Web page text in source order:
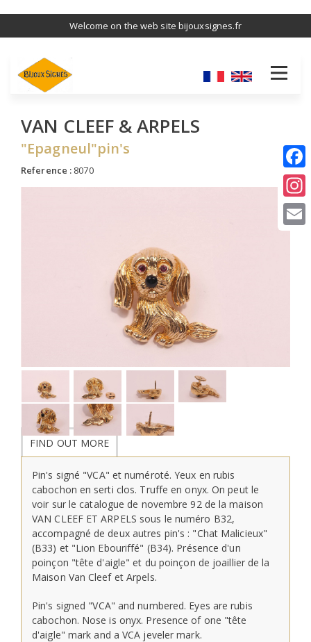
content
Welcome on the web site bijouxsignes.fr
VAN CLEEF & ARPELS
"Epagneul"pin's
Reference : 8070
FIND OUT MORE
Pin's signé "VCA" et numéroté. Yeux en rubis
cabochon en serti clos. Truffe en onyx. On peut le
voir sur le catalogue de novembre 92 de la maison
VAN CLEEF ET ARPELS sous le numéro B32,
accompagné de deux autres pin's : "Chat Malicieux"
(B33) et "Lion Ebouriffé" (B34). Présence d'un
poinçon "tête d'aigle" et du poinçon de joaillier de la
Maison Van Cleef et Arpels.
Pin's signed "VCA" and numbered. Eyes are rubis
cabochon. Nose is onyx. Presence of one "tête
d'aigle" mark and a VCA jeveler mark.